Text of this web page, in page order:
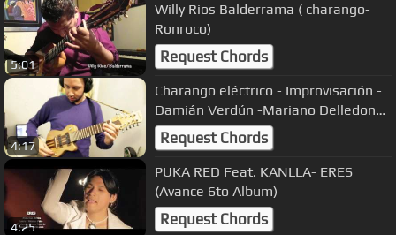
5:01
Willy Rios Balderrama ( charango-
Ronroco)
Request Chords
4:17
Charango eléctrico - Improvisación -
Damián Verdún -Mariano Delledonne
Luthier
Request Chords
4:25
PUKA RED Feat. KANLLA- ERES
(Avance 6to Album)
Request Chords